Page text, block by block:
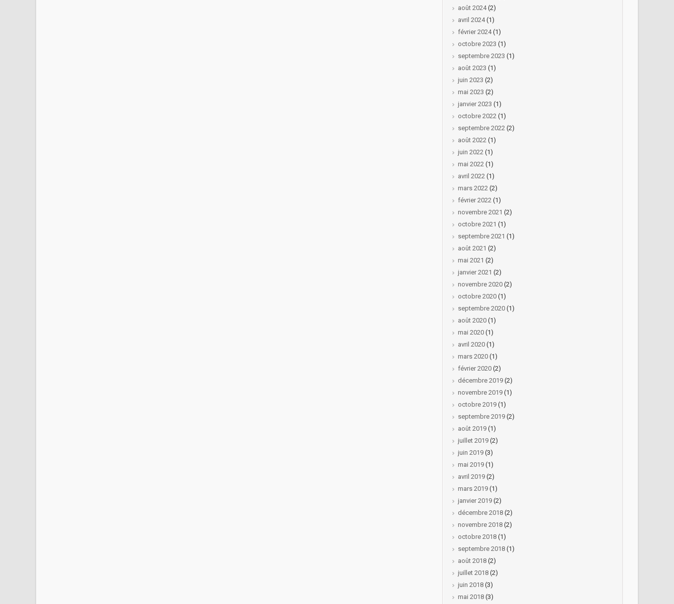
août 2024(2)
avril 2024(1)
février 2024(1)
octobre 2023 (1)
septembre 2023 (1)
août 2023 (1)
juin 2023 (2)
mai 2023 (2)
janvier 2023 (1)
octobre 2022 (1)
septembre 2022 (2)
août 2022 (1)
juin 2022 (1)
mai 2022 (1)
avril 2022 (1)
mars 2022 (2)
février 2022 (1)
novembre 2021 (2)
octobre 2021 (1)
septembre 2021 (1)
août 2021 (2)
mai 2021 (2)
janvier 2021 (2)
novembre 2020 (2)
octobre 2020 (1)
septembre 2020 (1)
août 2020 (1)
mai 2020 (1)
avril 2020 (1)
mars 2020 (1)
février 2020 (2)
décembre 2019 (2)
novembre 2019 (1)
octobre 2019 (1)
septembre 2019 (2)
août 2019 (1)
juillet 2019 (2)
juin 2019 (3)
mai 2019 (1)
avril 2019 (2)
mars 2019 (1)
janvier 2019 (2)
décembre 2018 (2)
novembre 2018 (2)
octobre 2018 (1)
septembre 2018 (1)
août 2018 (2)
juillet 2018 (2)
juin 2018 (3)
mai 2018 (3)